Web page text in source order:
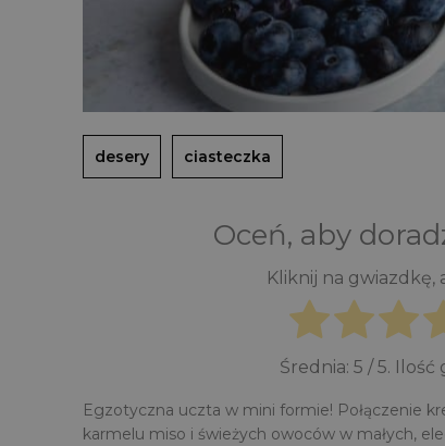
desery ciasteczka
Oceń, aby
Kliknij na gwiazdkę,
Średnia: 5 / 5. Ilość
Egzotyczna uczta w mini formie! Połączenie
karmelu miso i świeżych owoców w małych,